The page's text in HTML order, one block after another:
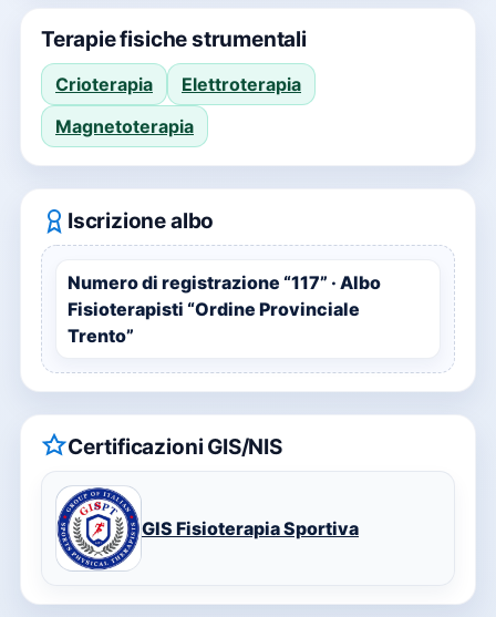
Terapie fisiche strumentali
Crioterapia
Elettroterapia
Magnetoterapia
Iscrizione albo
Numero di registrazione “117” · Albo
Fisioterapisti “Ordine Provinciale
Trento”
Certificazioni GIS/NIS
GIS Fisioterapia Sportiva